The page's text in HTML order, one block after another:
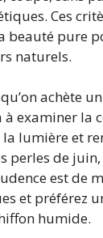
Ces
beauté pure
naturels.
achète
examiner la
lumière et
perles de
est de
et préférez
humide.